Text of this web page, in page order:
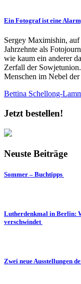
Ein Fotograf ist eine
Sergey Maximishin,
Jahrzehnte als
wie kaum ein anderer
Zerfall der
Menschen im Nebel
Bettina Schellong-
Jetzt bestellen!
Neuste Beiträge
Sommer – Buchtipps
Lutherdenkmal in Berlin:
verschwindet
Zwei neue Ausstellungen